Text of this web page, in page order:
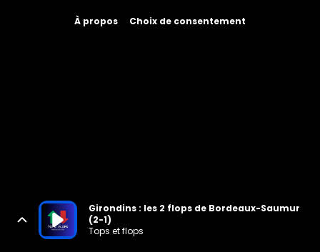
À propos Choix de consentement
Girondins : les 2 flops de Bordeaux-Saumur
(2-1)
Tops et flops